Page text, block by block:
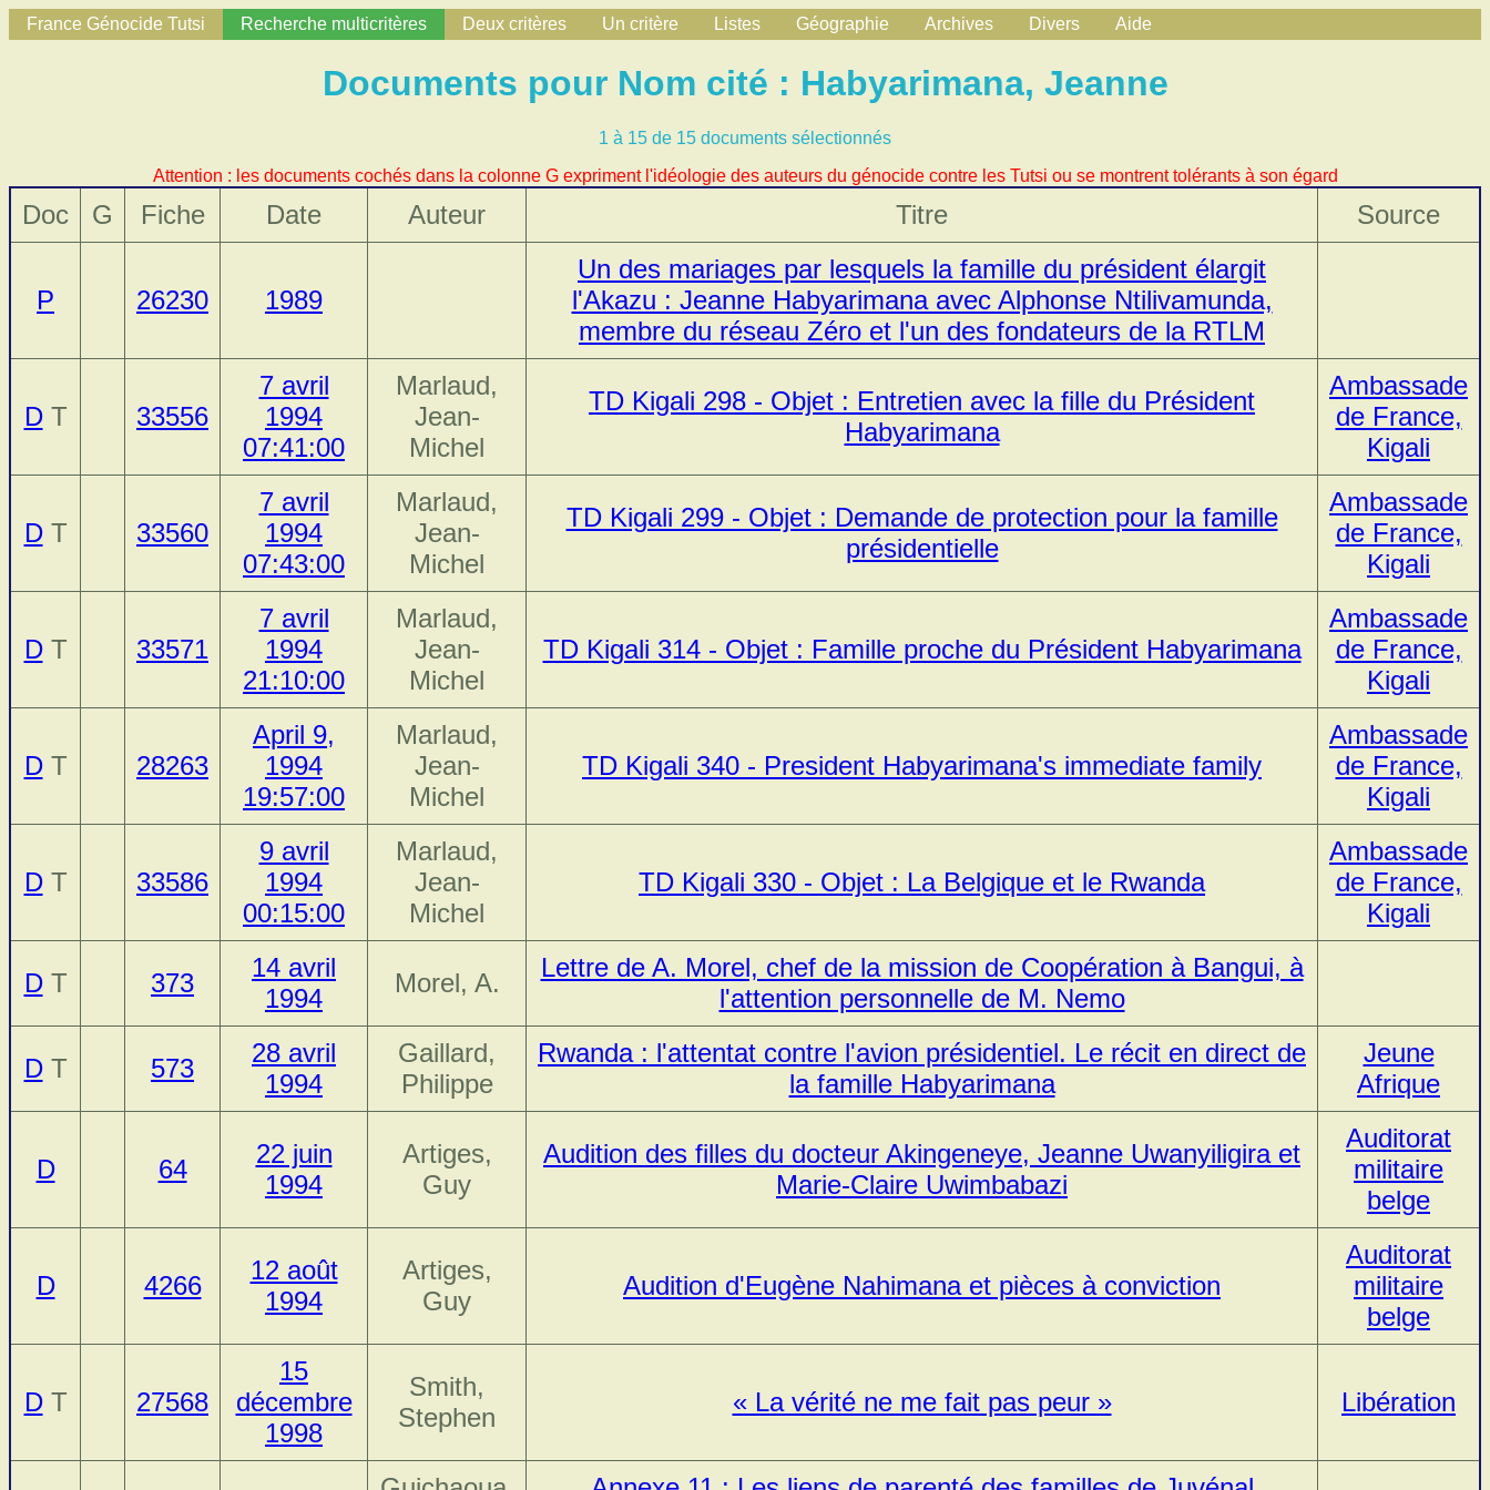
France Génocide Tutsi Recherche multicritères Deux critères Un critère Listes Géographie Archives Divers Aide
Documents pour Nom cité : Habyarimana, Jeanne
1 à 15 de 15 documents sélectionnés
Attention : les documents cochés dans la colonne G expriment l'idéologie des auteurs du génocide contre les Tutsi ou se montrent tolérants à son égard
Doc G Fiche Date Auteur Titre Source
P 26230 1989
Un des mariages par lesquels la famille du président élargit
l'Akazu : Jeanne Habyarimana avec Alphonse Ntilivamunda,
membre du réseau Zéro et l'un des fondateurs de la RTLM
DT 33556
7 avril
1994
07:41:00
Marlaud,
Jean-
Michel
TD Kigali 298 - Objet : Entretien avec la fille du Président
Habyarimana
Ambassade
de France,
Kigali
DT 33560
7 avril
1994
07:43:00
Marlaud,
Jean-
Michel
TD Kigali 299 - Objet : Demande de protection pour la famille
présidentielle
Ambassade
de France,
Kigali
DT 33571
7 avril
1994
21:10:00
Marlaud,
Jean-
Michel
TD Kigali 314 - Objet : Famille proche du Président Habyarimana
Ambassade
de France,
Kigali
DT 28263
April 9,
1994
19:57:00
Marlaud,
Jean-
Michel
TD Kigali 340 - President Habyarimana's immediate family
Ambassade
de France,
Kigali
DT 33586
9 avril
1994
00:15:00
Marlaud,
Jean-
Michel
TD Kigali 330 - Objet : La Belgique et le Rwanda
Ambassade
de France,
Kigali
DT 373
14 avril
1994
Morel, A.
Lettre de A. Morel, chef de la mission de Coopération à Bangui, à
l'attention personnelle de M. Nemo
DT 573
28 avril
1994
Gaillard,
Philippe
Rwanda : l'attentat contre l'avion présidentiel. Le récit en direct de
la famille Habyarimana
Jeune
Afrique
D 64
22 juin
1994
Artiges,
Guy
Audition des filles du docteur Akingeneye, Jeanne Uwanyiligira et
Marie-Claire Uwimbabazi
Auditorat
militaire
belge
D 4266
12 août
1994
Artiges,
Guy
Audition d'Eugène Nahimana et pièces à conviction
Auditorat
militaire
belge
DT 27568
15
décembre
1998
Smith,
Stephen
« La vérité ne me fait pas peur » Libération